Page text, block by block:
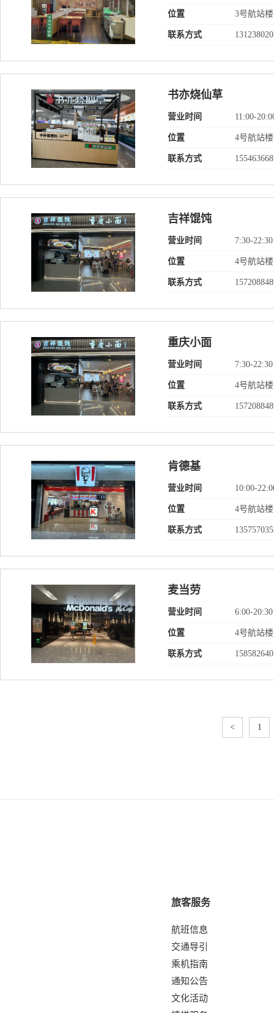
位置 3号航站
联系方式
书亦烧仙草
营业时间 11:00-
位置 4号航站
联系方式
吉祥馄饨
营业时间 7:30-22:30
位置 4号航站
联系方式
重庆小面
营业时间 7:30-22:30
位置 4号航站
联系方式
肯德基
营业时间 10:00-
位置 4号航站
联系方式
麦当劳
营业时间 6:00-20:30
位置 4号航站
联系方式
< 1
旅客服务
航班信息
交通导引
乘机指南
通知公告
文化活动